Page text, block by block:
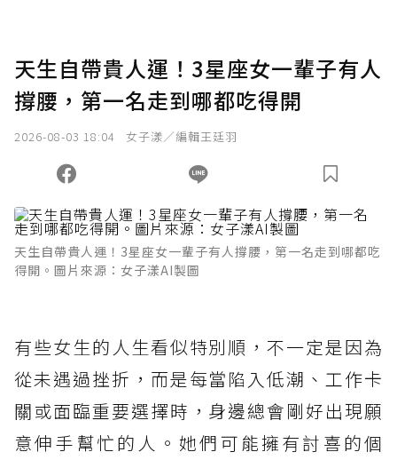
天生自帶貴人運！3星座女一輩子有人
撐腰，第一名走到哪都吃得開
2026-08-03 18:04 女子漾／編輯王廷羽
天生自帶貴人運！3星座女一輩子有人撐腰，第一名走到哪都吃
得開。圖片來源：女子漾AI製圖
有些女生的人生看似特別順，不一定是因為
從未遇過挫折，而是每當陷入低潮、工作卡
關或面臨重要選擇時，身邊總會剛好出現願
意伸手幫忙的人。她們可能擁有討喜的個